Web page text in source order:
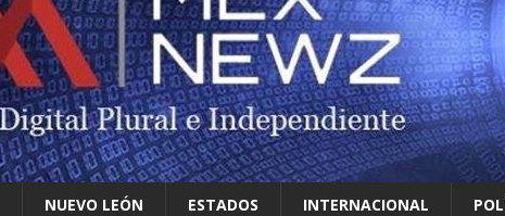
NUEVO LEÓN ESTADOS INTERNACIONAL